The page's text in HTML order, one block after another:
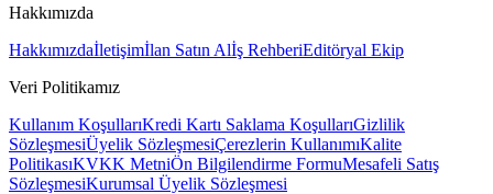
Hakkımızda
Hakkımızdaİletişimİlan Satın Alİş RehberiEditöryal Ekip
Veri Politikamız
Kullanım KoşullarıKredi Kartı Saklama KoşullarıGizlilik
SözleşmesiÜyelik SözleşmesiÇerezlerin KullanımıKalite
PolitikasıKVKK MetniÖn Bilgilendirme FormuMesafeli Satış
SözleşmesiKurumsal Üyelik Sözleşmesi